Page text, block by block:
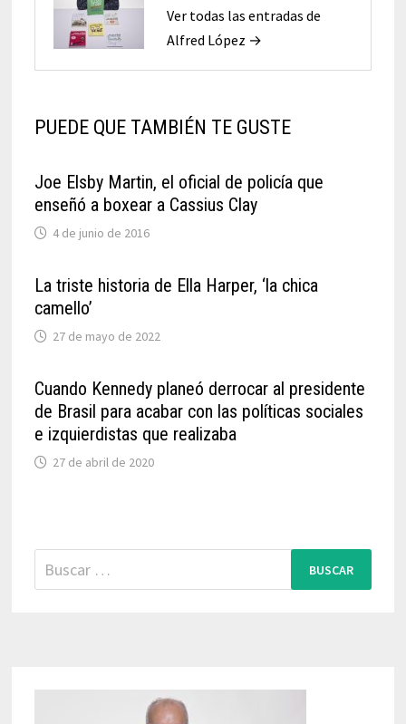
Ver todas las entradas de
Alfred López →
PUEDE QUE TAMBIÉN TE GUSTE
Joe Elsby Martin, el oficial de policía que
enseñó a boxear a Cassius Clay
4 de junio de 2016
La triste historia de Ella Harper, ‘la chica
camello’
27 de mayo de 2022
Cuando Kennedy planeó derrocar al presidente
de Brasil para acabar con las políticas sociales
e izquierdistas que realizaba
27 de abril de 2020
Buscar: